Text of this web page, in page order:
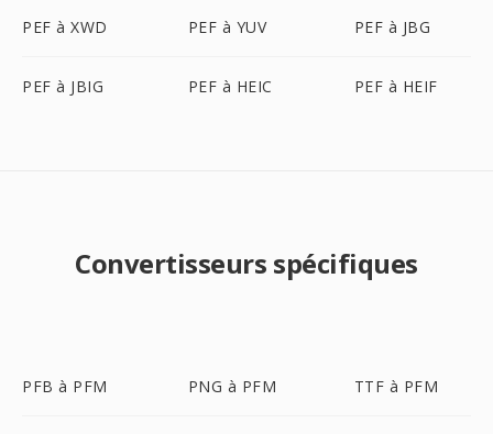
PEF à XWD PEF à YUV PEF à JBG
PEF à JBIG PEF à HEIC PEF à HEIF
Convertisseurs spécifiques
PFB à PFM PNG à PFM TTF à PFM